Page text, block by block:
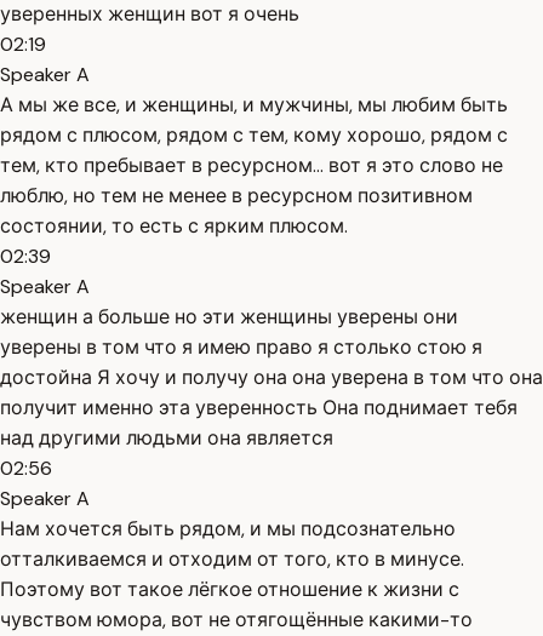
уверенных женщин вот я очень
02:19
Speaker A
А мы же все, и женщины, и мужчины, мы любим быть
рядом с плюсом, рядом с тем, кому хорошо, рядом с
тем, кто пребывает в ресурсном... вот я это слово не
люблю, но тем не менее в ресурсном позитивном
состоянии, то есть с ярким плюсом.
02:39
Speaker A
женщин а больше но эти женщины уверены они
уверены в том что я имею право я столько стою я
достойна Я хочу и получу она она уверена в том что она
получит именно эта уверенность Она поднимает тебя
над другими людьми она является
02:56
Speaker A
Нам хочется быть рядом, и мы подсознательно
отталкиваемся и отходим от того, кто в минусе.
Поэтому вот такое лёгкое отношение к жизни с
чувством юмора, вот не отягощённые какими-то